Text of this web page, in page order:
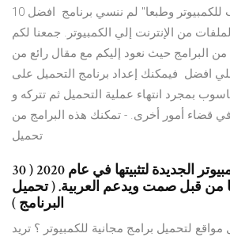
التحميل من اليوتيوب للكمبيوتر وطبعا" لم ننسي برنامج افضل 10
من الإنترنت إلي الكمبيوتر. جمعنا لكم
البرامج حيث نعود إليكم مع مقال رائع من
افضل فيمكنك إعداد برنامج التحميل على
بمجرد انتهاء عملية التحميل ثم تتركه و
قضاء أمور أخرى. - تمكنك هذه البرامج من
أفضل برامج الكمبيوتر الجديدة لتثبيتها في عام 2020 ( 30
من قبل صمت ويدعم العربية. ( تحميل
البرنامج )
لتحميل برامج مجانية للكمبيوتر ؟ تريد